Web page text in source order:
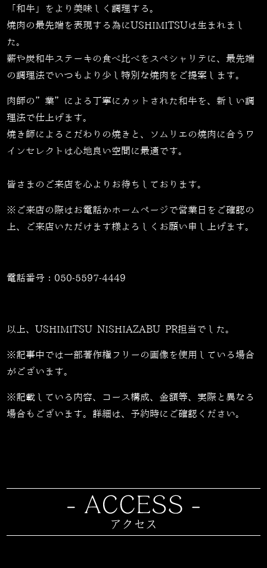
「和牛」をより美味しく調理する。
焼肉の最先端を表現する為にUSHIMITSUは生まれまし
た。
薪や炭和牛ステーキの食べ比べをスペシャリテに、最先端
の調理法でいつもより少し特別な焼肉をご提案します。
肉師の”業”による丁寧にカットされた和牛を、新しい調
理法で仕上げます。
焼き師によるこだわりの焼きと、ソムリエの焼肉に合うワ
インセレクトは心地良い空間に最適です。
皆さまのご来店を心よりお待ちしております。
※ご来店の際はお電話かホームページで営業日をご確認の
上、ご来店いただけます様よろしくお願い申し上げます。
電話番号： 050-5597-4449
以上、USHIMITSU NISHIAZABU PR担当でした。
※記事中では一部著作権フリーの画像を使用している場合
がございます。
※記載している内容、コース構成、金額等、実際と異なる
場合もございます。詳細は、予約時にご確認ください。